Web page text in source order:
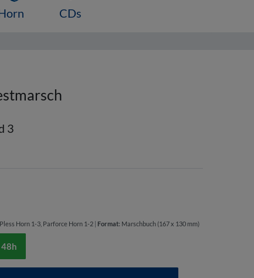
CDs
3
Horn 1-3, Parforce Horn 1-2 Format: Marschbuch (167 x 130 mm)